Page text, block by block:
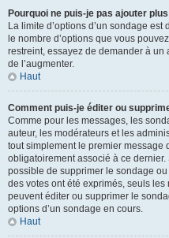
Pourquoi ne puis-je pas ajouter
La limite d’options d’un sondage
le nombre d’options que vous
restreint, essayez de demander à un
de l’augmenter.
Haut
Comment puis-je éditer ou
Comme pour les messages, les
auteur, les modérateurs et les
tout simplement le premier message
obligatoirement associé à ce
possible de supprimer le sondage
des votes ont été exprimés, seuls
peuvent éditer ou supprimer le
options d’un sondage en cours.
Haut